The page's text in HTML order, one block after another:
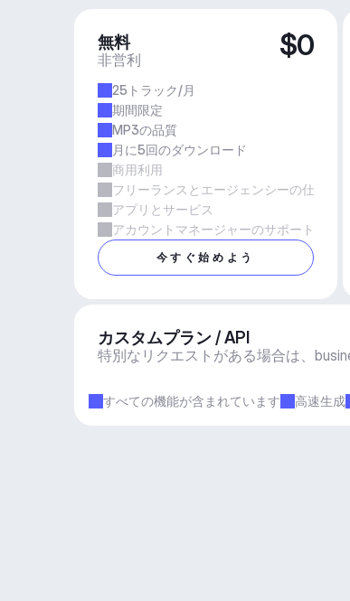
無料
非営利 $0
25トラック/月
期間限定
MP3の品質
月に5回のダウンロード
商用利用
フリーランスとエージェンシーの仕事
アプリとサービス
アカウントマネージャーのサポート
今すぐ始めよう
カスタムプラン / API
特別なリクエストがある場合は、
すべての機能が含まれています 高速生成